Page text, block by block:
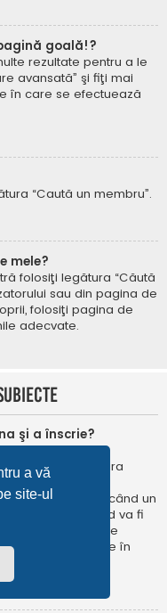
a vă
site-ul
goală!?
rezultate pentru a le
avansată” şi fiţi mai
în care se efectuează
“Caută un membru”.
mele?
folosiţi legătura “Căută
sau din pagina de
folosiţi pagina de
adecvate.
şi a înscrie?
cu
notificat când era
este
Puteți fi notificat când un
fi notificat când va fi
forum. Opțiunile de
pot fi configurate în